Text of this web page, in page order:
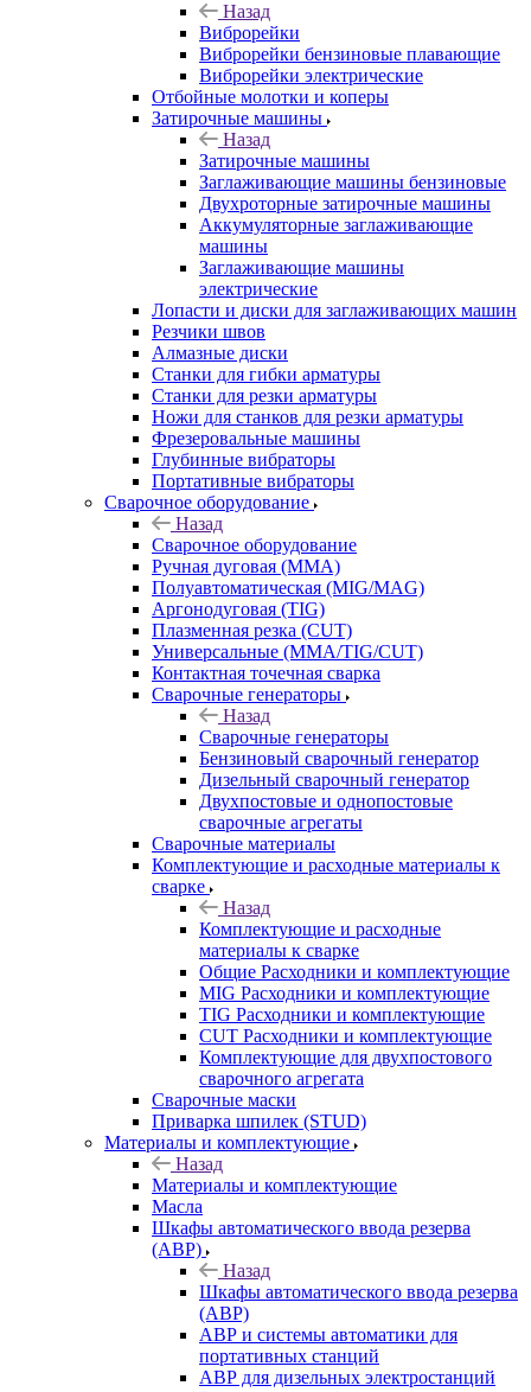
Назад
Виброрейки
Виброрейки бензиновые плавающие
Виброрейки электрические
Отбойные молотки и коперы
Затирочные машины
Назад
Затирочные машины
Заглаживающие машины бензиновые
Двухроторные затирочные машины
Аккумуляторные заглаживающие
машины
Заглаживающие машины
электрические
Лопасти и диски для заглаживающих машин
Резчики швов
Алмазные диски
Станки для гибки арматуры
Станки для резки арматуры
Ножи для станков для резки арматуры
Фрезеровальные машины
Глубинные вибраторы
Портативные вибраторы
Сварочное оборудование
Назад
Сварочное оборудование
Ручная дуговая (MMA)
Полуавтоматическая (MIG/MAG)
Аргонодуговая (TIG)
Плазменная резка (CUT)
Универсальные (MMA/TIG/CUT)
Контактная точечная сварка
Сварочные генераторы
Назад
Сварочные генераторы
Бензиновый сварочный генератор
Дизельный сварочный генератор
Двухпостовые и однопостовые
сварочные агрегаты
Сварочные материалы
Комплектующие и расходные материалы к
сварке
Назад
Комплектующие и расходные
материалы к сварке
Общие Расходники и комплектующие
MIG Расходники и комплектующие
TIG Расходники и комплектующие
CUT Расходники и комплектующие
Комплектующие для двухпостового
сварочного агрегата
Сварочные маски
Приварка шпилек (STUD)
Материалы и комплектующие
Назад
Материалы и комплектующие
Масла
Шкафы автоматического ввода резерва
(АВР)
Назад
Шкафы автоматического ввода резерва
(АВР)
АВР и системы автоматики для
портативных станций
АВР для дизельных электростанций